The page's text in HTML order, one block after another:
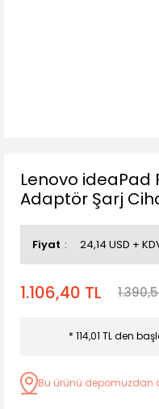
Lenovo ideaPad
Adaptör Şarj
Fiyat 24,14 USD +
1.106,40 TL
* 114,01 TL den
Bu ürünü depomuzdan